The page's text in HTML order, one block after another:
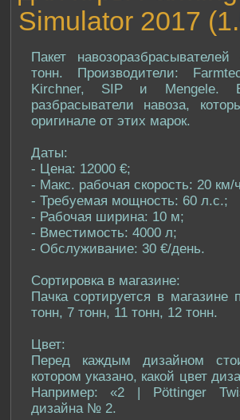
Simulator 2017
Пакет
тонн. Производители:
Kirchner, SIP и Mengele.
разбрасыватели навоза,
оригинале от этих марок.
Даты:
- Цена: 12000 €;
- Макс. рабочая скорость: 20 км/
- Требуемая мощность: 60 л.с.;
- Рабочая ширина: 10 м;
- Вместимость: 4000 л;
- Обслуживание: 30 €/день.
Сортировка в магазине:
Пачка сортируется в магазине
тонн, 7 тонн, 11 тонн, 12 тонн.
Цвет:
Перед каждым дизайном
котором указано, какой цвет
Например: «2 | Pöttinger
дизайна № 2.